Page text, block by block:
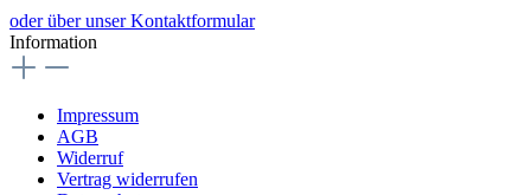
oder über unser Kontaktformular
Information
Impressum
AGB
Widerruf
Vertrag widerrufen